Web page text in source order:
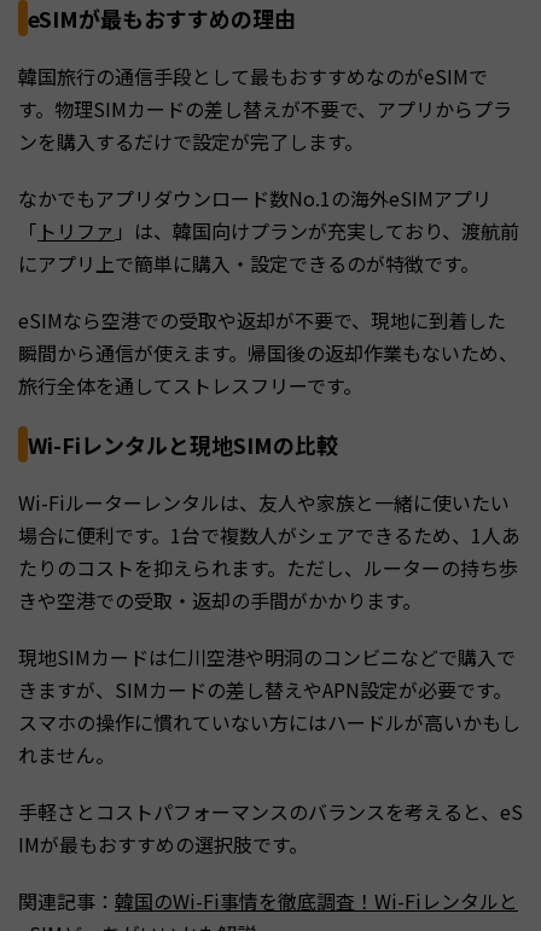
eSIMが最もおすすめの理由
韓国旅行の通信手段として最もおすすめなのがeSIMで
す。物理SIMカードの差し替えが不要で、アプリからプラ
ンを購入するだけで設定が完了します。
なかでもアプリダウンロード数No.1の海外eSIMアプリ
「 トリファ 」は、韓国向けプランが充実しており、渡航前
にアプリ上で簡単に購入・設定できるのが特徴です。
eSIMなら空港での受取や返却が不要で、現地に到着した
瞬間から通信が使えます。帰国後の返却作業もないため、
旅行全体を通してストレスフリーです。
Wi-Fiレンタルと現地SIMの比較
Wi-Fiルーターレンタルは、友人や家族と一緒に使いたい
場合に便利です。1台で複数人がシェアできるため、1人あ
たりのコストを抑えられます。ただし、ルーターの持ち歩
きや空港での受取・返却の手間がかかります。
現地SIMカードは仁川空港や明洞のコンビニなどで購入で
きますが、SIMカードの差し替えやAPN設定が必要です。
スマホの操作に慣れていない方にはハードルが高いかもし
れません。
手軽さとコストパフォーマンスのバランスを考えると、eS
IMが最もおすすめの選択肢です。
関連記事： 韓国のWi-Fi事情を徹底調査！Wi-Fiレンタルと